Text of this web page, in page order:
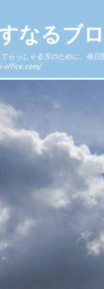
なるブ
っしゃる方のために、毎
office.com/